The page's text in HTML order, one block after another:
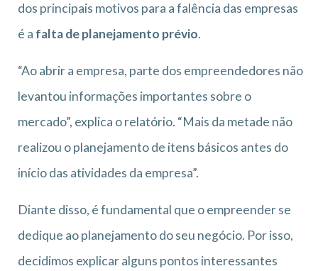
dos principais motivos para a falência das empresas
é a falta de planejamento prévio.
“Ao abrir a empresa, parte dos empreendedores não
levantou informações importantes sobre o
mercado”, explica o relatório. “Mais da metade não
realizou o planejamento de itens básicos antes do
início das atividades da empresa”.
Diante disso, é fundamental que o empreender se
dedique ao planejamento do seu negócio. Por isso,
decidimos explicar alguns pontos interessantes